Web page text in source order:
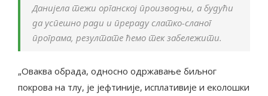
Данијела тежи органској производњи, а будући
да успешно ради и прераду слатко-сланог
програма, резултате ћемо тек забележити.
„Оваква обрада, односно одржавање биљног
покрова на тлу, је јефтиније, исплативије и еколошки